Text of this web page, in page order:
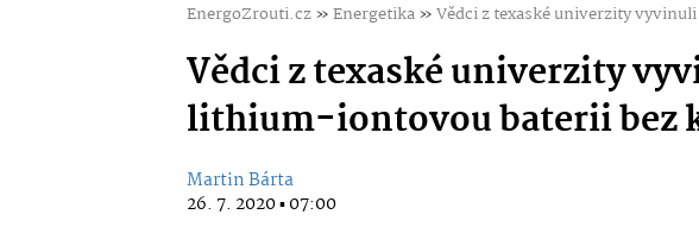
EnergoZrouti.cz»Energetika»Vědci z texaské univerzity
Vědci z texaské univerzity
lithium-iontovou baterii bez
Martin Bárta
26. 7. 2020 ▪ 07:00